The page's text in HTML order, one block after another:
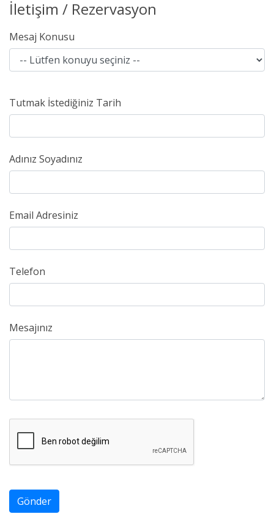
İletişim / Rezervasyon
Mesaj Konusu
Tutmak İstediğiniz Tarih
Adınız Soyadınız
Email Adresiniz
Telefon
Mesajınız
Gönder